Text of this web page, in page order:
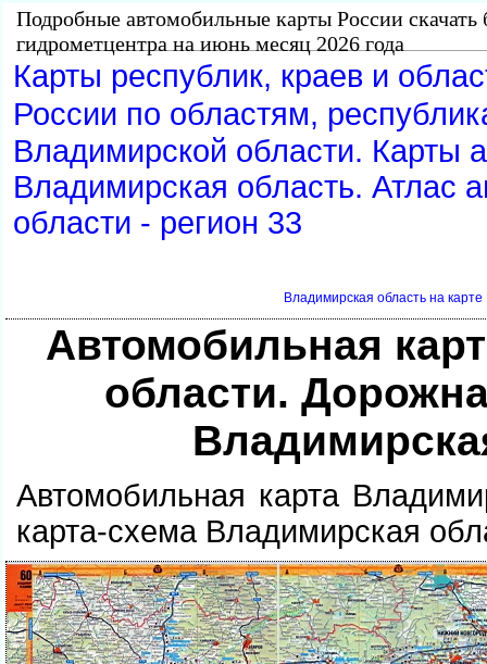
Подробные автомобильные карты России скачать
идрометцентра на июнь месяц 2026 года
Карты республик, краев и
России по областям,
ладимирской области. Карты
ладимирская область. Атлас
области - регион 33
ладимирская область на карте
Автомобильная
области.
Автомобильная карта
карта-схема Владимирская